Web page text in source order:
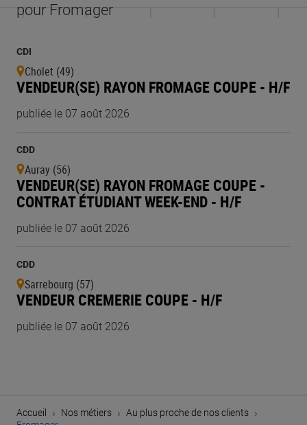
pour Fromager
CDI
Cholet (49)
VENDEUR(SE) RAYON FROMAGE COUPE - H/F
publiée le 07 août 2026
CDD
Auray (56)
VENDEUR(SE) RAYON FROMAGE COUPE -
CONTRAT ÉTUDIANT WEEK-END - H/F
publiée le 07 août 2026
CDD
Sarrebourg (57)
VENDEUR CREMERIE COUPE - H/F
publiée le 07 août 2026
Accueil › Nos métiers › Au plus proche de nos clients ›